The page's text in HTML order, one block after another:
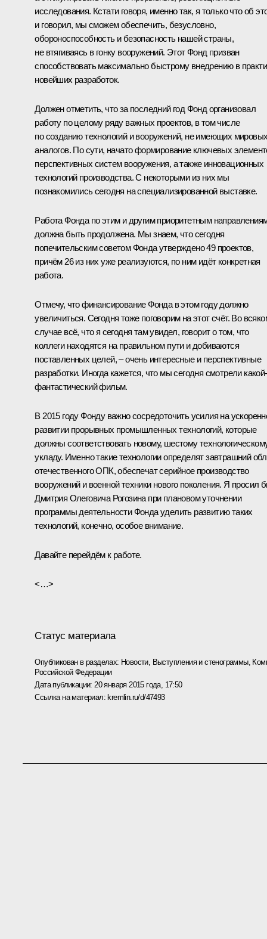
исследования. Кстати говоря, именно так, я только что об
и говорил, мы сможем обеспечить, безусловно,
обороноспособность и безопасность нашей страны,
не втягиваясь в гонку вооружений. Этот Фонд призван
способствовать максимально быстрому внедрению в
новейших разработок.
Должен отметить, что за последний год Фонд организовал
работу по целому ряду важных проектов, в том числе
по созданию технологий и вооружений, не имеющих
аналогов. По сути, начато формирование ключевых
перспективных систем вооружения, а также инновационных
технологий производства. С некоторыми из них мы
познакомились сегодня на специализированной выставке.
Работа Фонда по этим и другим приоритетным
должна быть продолжена. Мы знаем, что сегодня
попечительским советом Фонда утверждено 49 проектов,
причём 26 из них уже реализуются, по ним идёт конкретная
работа.
Отмечу, что финансирование Фонда в этом году должно
увеличиться. Сегодня тоже поговорим на этот счёт. Во
случае всё, что я сегодня там увидел, говорит о том, что
коллеги находятся на правильном пути и добиваются
поставленных целей, – очень интересные и перспективные
разработки. Иногда кажется, что мы сегодня смотрели
фантастический фильм.
В 2015 году Фонду важно сосредоточить усилия на
развитии прорывных промышленных технологий, которые
должны соответствовать новому, шестому
укладу. Именно такие технологии определят завтрашний
отечественного ОПК, обеспечат серийное производство
вооружений и военной техники нового поколения. Я просил
Дмитрия Олеговича Рогозина при плановом уточнении
программы деятельности Фонда уделить развитию таких
технологий, конечно, особое внимание.
Давайте перейдём к работе.
<…>
Статус материала
Опубликован в разделах: Новости, Выступления и стенограммы,
Российской Федерации
Дата публикации: 20 января 2015 года, 17:50
Ссылка на материал: kremlin.ru/d/47493